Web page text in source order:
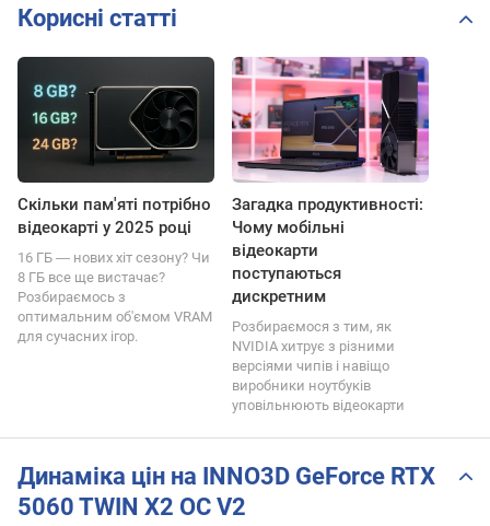
Корисні статті
Скільки пам'яті потрібно
відеокарті у 2025 році
16 ГБ ― нових хіт сезону? Чи
8 ГБ все ще вистачає?
Розбираємось з
оптимальним об'ємом VRAM
для сучасних ігор.
Загадка продуктивності:
Чому мобільні
відеокарти
поступаються
дискретним
Розбираємося з тим, як
NVIDIA хитрує з різними
версіями чипів і навіщо
виробники ноутбуків
уповільнюють відеокарти
Динаміка цін на INNO3D GeForce RTX
5060 TWIN X2 OC V2